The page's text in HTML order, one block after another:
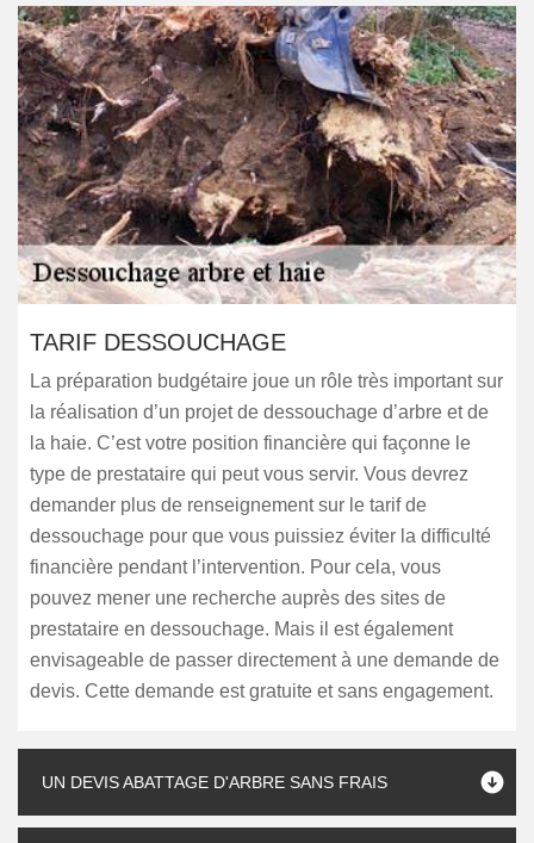
TARIF DESSOUCHAGE
La préparation budgétaire joue un rôle très important sur
la réalisation d’un projet de dessouchage d’arbre et de
la haie. C’est votre position financière qui façonne le
type de prestataire qui peut vous servir. Vous devrez
demander plus de renseignement sur le tarif de
dessouchage pour que vous puissiez éviter la difficulté
financière pendant l’intervention. Pour cela, vous
pouvez mener une recherche auprès des sites de
prestataire en dessouchage. Mais il est également
envisageable de passer directement à une demande de
devis. Cette demande est gratuite et sans engagement.
UN DEVIS ABATTAGE D'ARBRE SANS FRAIS